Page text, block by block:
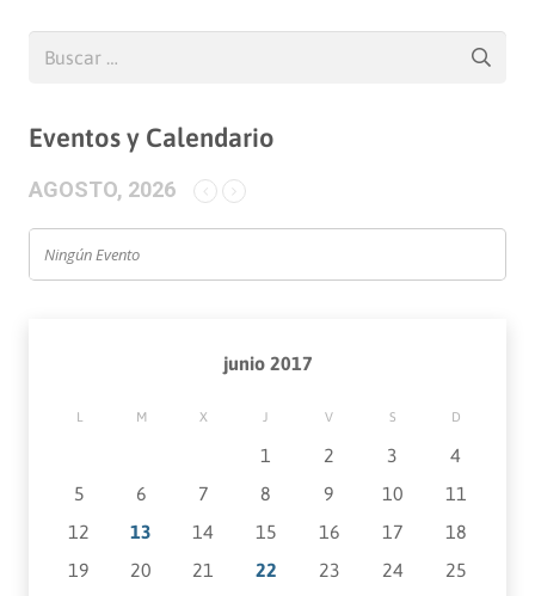
Eventos y Calendario
AGOSTO, 2026
Ningún Evento
junio 2017
L M X J V S D
1 2 3
4
5
6 7 8 9 10
11
12
13 14 15 16 17
18
19
20 21 22 23 24
25